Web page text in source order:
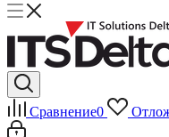
Сравнение0